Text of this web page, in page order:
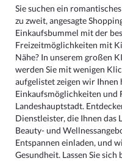
Sie suchen ein
zu zweit, angesagte
Einkaufsbummel mit der
Freizeitmöglichkeiten mit
Nähe? In unserem großen
werden Sie mit wenigen
aufgelistet zeigen wir Ihnen
Einkaufsmöglichkeiten und
Landeshauptstadt.
Dienstleister, die Ihnen das
Beauty- und
Entspannen einladen, und
Gesundheit. Lassen Sie